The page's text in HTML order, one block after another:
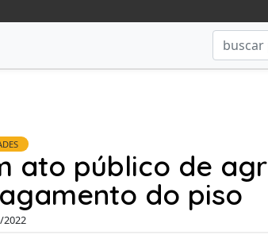
ato público de
do piso
2022